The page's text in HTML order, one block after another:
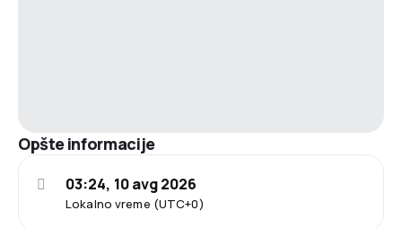
Opšte informacije
Lokalno vreme (UTC+0)
03:24, 10 avg 2026